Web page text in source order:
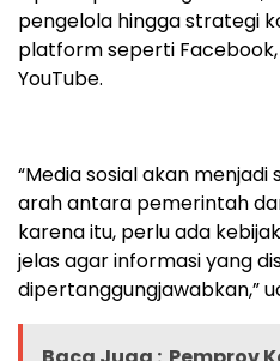
pengelola hingga strategi
platform seperti
YouTube.
“Media sosial akan
arah antara pemerintah
karena itu, perlu ada
jelas agar informasi yang
dipertanggungjawabkan,”